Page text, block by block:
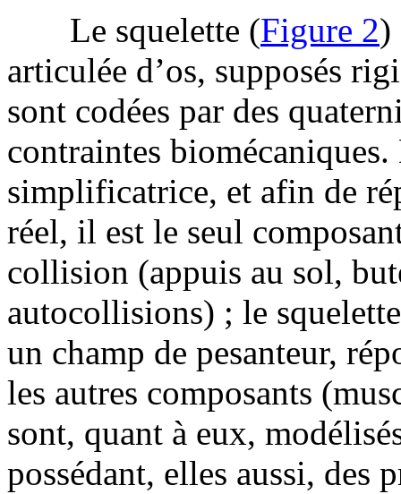
Le squelette (Figure 2)
articulée d’os, supposés
sont codées par des
contraintes
simplificatrice, et afin de
réel, il est le seul
collision (appuis au sol,
autocollisions) ; le
un champ de pesanteur,
les autres composants
sont, quant à eux,
possédant, elles aussi, des